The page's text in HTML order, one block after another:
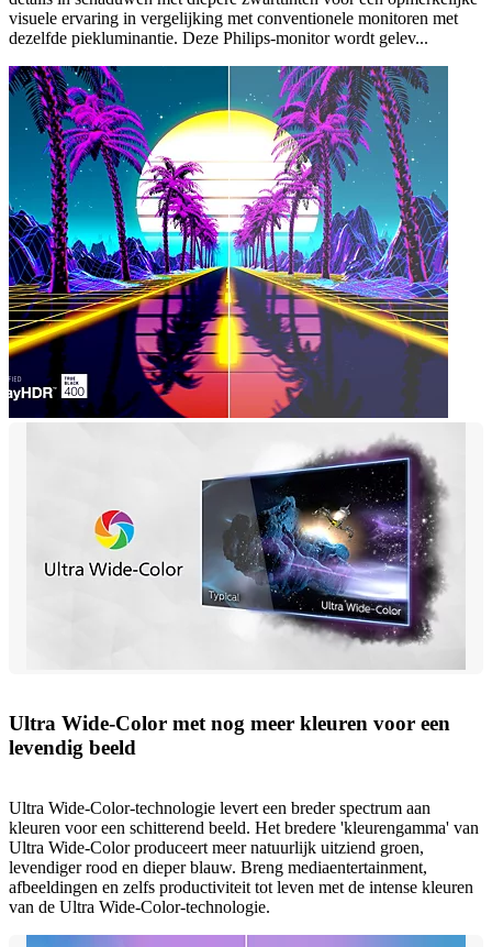
visuele ervaring in vergelijking met conventionele monitoren met
dezelfde piekluminantie. Deze Philips-monitor wordt gelev...
Ultra Wide-Color met nog meer kleuren voor een
levendig beeld
Ultra Wide-Color-technologie levert een breder spectrum aan
kleuren voor een schitterend beeld. Het bredere 'kleurengamma' van
Ultra Wide-Color produceert meer natuurlijk uitziend groen,
levendiger rood en dieper blauw. Breng mediaentertainment,
afbeeldingen en zelfs productiviteit tot leven met de intense kleuren
van de Ultra Wide-Color-technologie.